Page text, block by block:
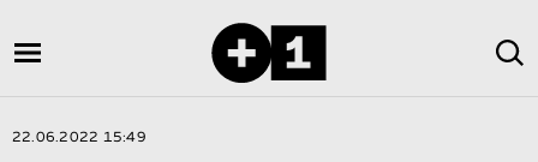
22.06.2022 15:49